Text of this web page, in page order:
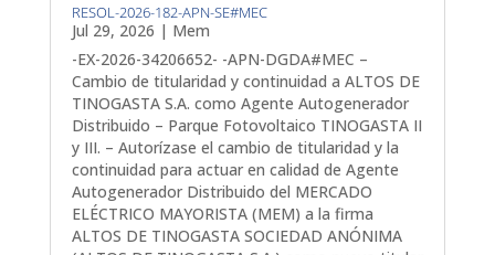
RESOL-2026-182-APN-SE#MEC
Jul 29, 2026 | Mem
-EX-2026-34206652- -APN-DGDA#MEC –
Cambio de titularidad y continuidad a ALTOS DE
TINOGASTA S.A. como Agente Autogenerador
Distribuido – Parque Fotovoltaico TINOGASTA II
y III. – Autorízase el cambio de titularidad y la
continuidad para actuar en calidad de Agente
Autogenerador Distribuido del MERCADO
ELÉCTRICO MAYORISTA (MEM) a la firma
ALTOS DE TINOGASTA SOCIEDAD ANÓNIMA